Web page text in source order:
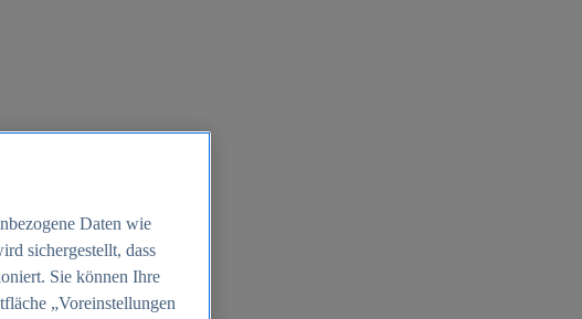
Daten wie
sichergestellt, dass
Sie können Ihre
„Voreinstellungen